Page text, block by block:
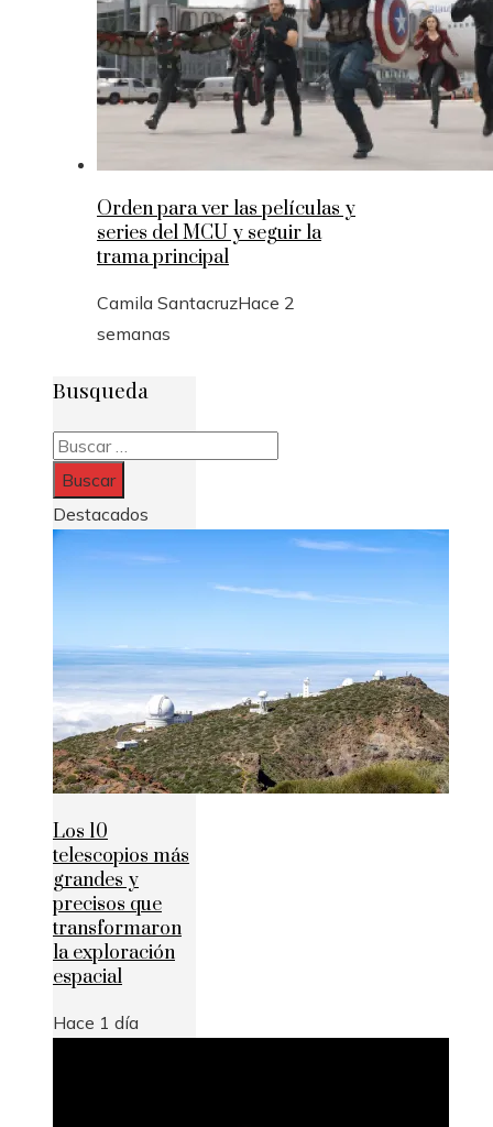
Orden para ver las películas y
series del MCU y seguir la
trama principal
Camila SantacruzHace 2
semanas
Busqueda
Buscar:
Destacados
Los 10
telescopios más
grandes y
precisos que
transformaron
la exploración
espacial
Hace 1 día